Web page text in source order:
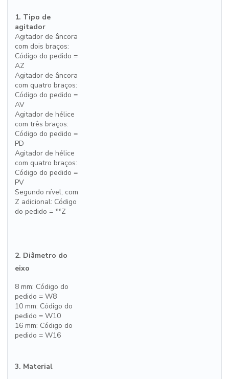
1. Tipo de
agitador
Agitador de âncora
com dois braços:
Código do pedido =
AZ
Agitador de âncora
com quatro braços:
Código do pedido =
AV
Agitador de hélice
com três braços:
Código do pedido =
PD
Agitador de hélice
com quatro braços:
Código do pedido =
PV
Segundo nível, com
Z adicional: Código
do pedido = **Z
2. Diâmetro do
eixo
8 mm: Código do
pedido = W8
10 mm: Código do
pedido = W10
16 mm: Código do
pedido = W16
3. Material